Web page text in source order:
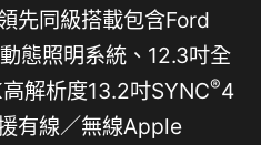
先同級搭載包含Ford
態照明系統、12.3吋全
解析度13.2吋SYNC®4
有線／無線Apple